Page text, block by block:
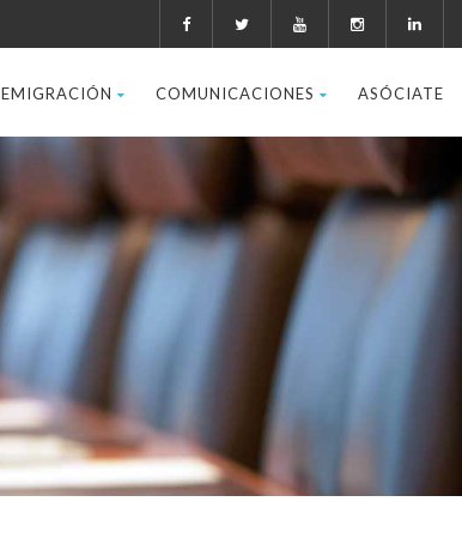
EMIGRACIÓN COMUNICACIONES ASÓCIATE